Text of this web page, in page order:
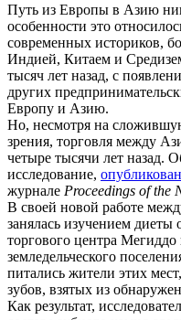
Путь из Европы в Азию
особенности это
современных историков,
Индией, Китаем и
тысяч лет назад, с
других
Европу и Азию.
Но, несмотря на
зрения, торговля между
четыре тысячи лет назад.
исследование,
журнале Proceedings of the
В своей новой работе
занялась изучением диеты
торгового центра
земледельческого
питались жители этих
зубов, взятых из
Как результат,